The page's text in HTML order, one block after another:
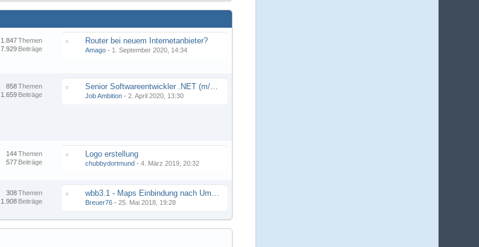
Themen
1.847
Beiträge
7.929
Router bei neuem Internetanbieter?
Amago - 1. September 2020, 14:34
Themen
858
Beiträge
1.659
Senior Softwareentwickler .NET (m/w/x) - am Standort Dortmund
Job Ambition -2. April 2020, 13:30
Themen
144
Beiträge
577
Logo erstellung
chubbydortmund -4. März 2019, 20:32
Themen
308
Beiträge
1.908
wbb3.1 - Maps Einbindung nach Umstellung auf https
Breuer76 -25. Mai 2018, 19:28